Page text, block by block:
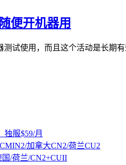
便开机器用
试使用，而且这个活动是长
服$59/月
加拿大CN2/荷兰CU2
/荷兰/CN2+CUII